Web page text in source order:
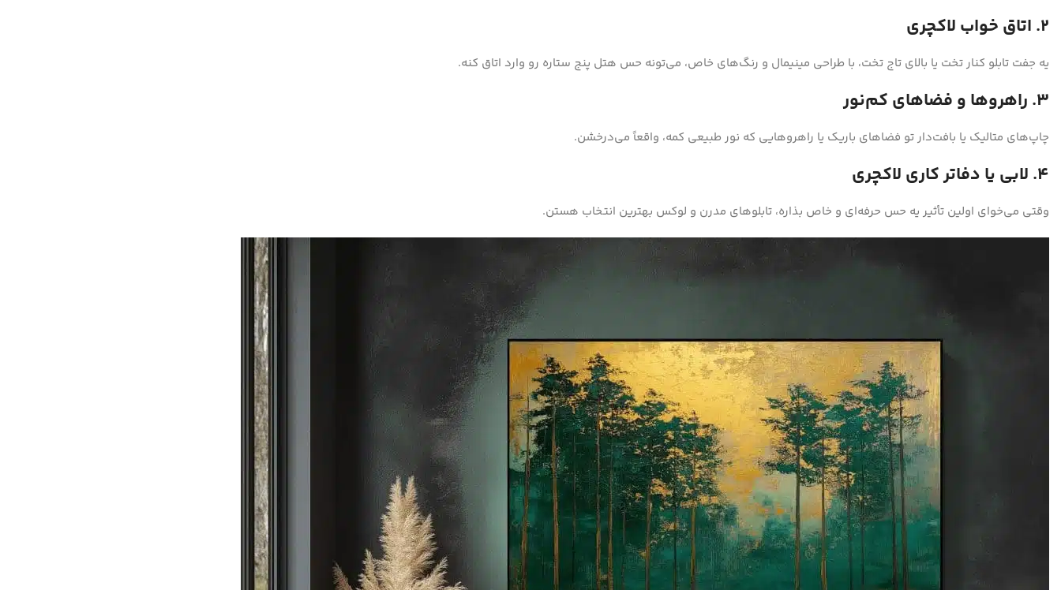
2. اتاق خواب لاکچری
یه جفت تابلو کنار تخت یا بالای تاج تخت، با طراحی مینیمال و رنگ‌های خاص، می‌تونه حس هتل پنج ستاره رو وارد اتاق کنه.
3. راهروها و فضاهای کم‌نور
چاپ‌های متالیک یا بافت‌دار تو فضاهای باریک یا راهروهایی که نور طبیعی کمه، واقعاً می‌درخشن.
4. لابی یا دفاتر کاری لاکچری
وقتی می‌خوای اولین تأثیر یه حس حرفه‌ای و خاص بذاره، تابلوهای مدرن و لوکس بهترین انتخاب هستن.